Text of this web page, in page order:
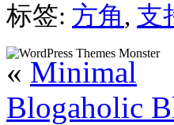
标签: 方角, 支
« Minimal
Blogaholic